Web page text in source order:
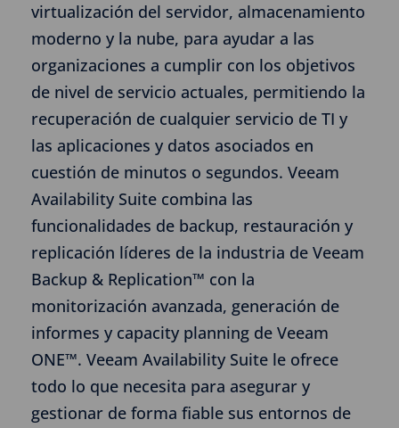
virtualización del servidor, almacenamiento
moderno y la nube, para ayudar a las
organizaciones a cumplir con los objetivos
de nivel de servicio actuales, permitiendo la
recuperación de cualquier servicio de TI y
las aplicaciones y datos asociados en
cuestión de minutos o segundos. Veeam
Availability Suite combina las
funcionalidades de backup, restauración y
replicación líderes de la industria de Veeam
Backup & Replication™ con la
monitorización avanzada, generación de
informes y capacity planning de Veeam
ONE™. Veeam Availability Suite le ofrece
todo lo que necesita para asegurar y
gestionar de forma fiable sus entornos de